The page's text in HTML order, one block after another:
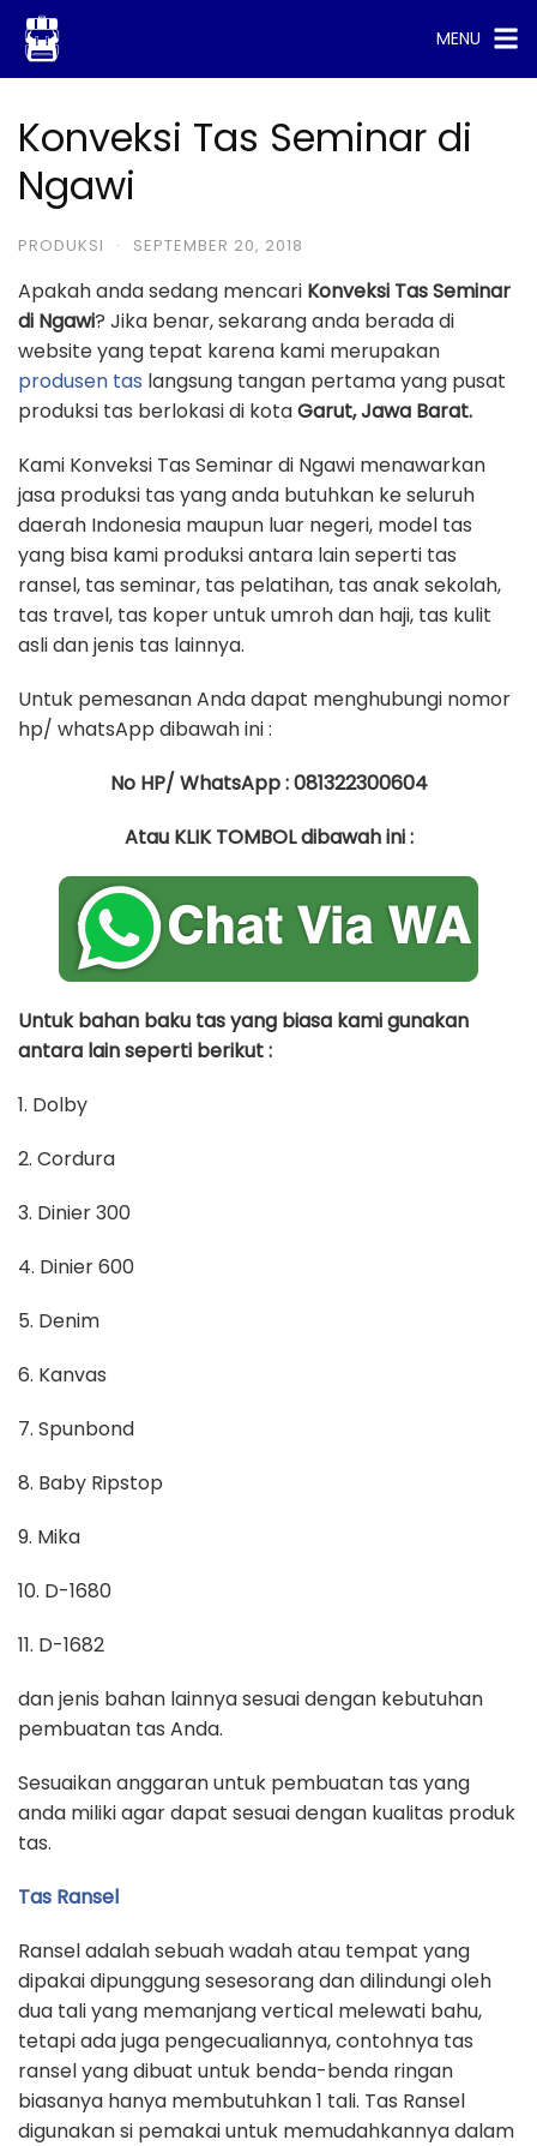
Skip
content
MENU
Konveksi Tas Seminar di
Ngawi
PRODUKSI · SEPTEMBER 20, 2018
Apakah anda sedang mencari Konveksi Tas Seminar
di Ngawi? Jika benar, sekarang anda berada di
website yang tepat karena kami merupakan
produsen tas langsung tangan pertama yang pusat
produksi tas berlokasi di kotaGarut, Jawa Barat.
Kami Konveksi Tas Seminar di Ngawi menawarkan
jasa produksi tas yang anda butuhkan ke seluruh
daerah Indonesia maupun luar negeri, model tas
yang bisa kami produksi antara lain seperti tas
ransel, tas seminar, tas pelatihan, tas anak sekolah,
tas travel, tas koper untuk umroh dan haji, tas kulit
asli dan jenis tas lainnya.
Untuk pemesanan Anda dapat menghubungi nomor
hp/ whatsApp dibawah ini :
No HP/ WhatsApp : 081322300604
Atau KLIK TOMBOL dibawah ini :
Untuk bahan baku tas yang biasa kami gunakan
antara lain seperti berikut :
1. Dolby
2. Cordura
3. Dinier 300
4. Dinier 600
5. Denim
6. Kanvas
7. Spunbond
8. Baby Ripstop
9. Mika
10. D-1680
11. D-1682
dan jenis bahan lainnya sesuai dengan kebutuhan
pembuatan tas Anda.
Sesuaikan anggaran untuk pembuatan tas yang
anda miliki agar dapat sesuai dengan kualitas produk
tas.
Tas Ransel
Ransel adalah sebuah wadah atau tempat yang
dipakai dipunggung sesesorang dan dilindungi oleh
dua tali yang memanjang vertical melewati bahu,
tetapi ada juga pengecualiannya, contohnya tas
ransel yang dibuat untuk benda-benda ringan
biasanya hanya membutuhkan 1 tali. Tas Ransel
digunakan si pemakai untuk memudahkannya dalam